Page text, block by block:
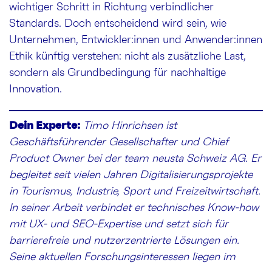
wichtiger Schritt in Richtung verbindlicher
Standards. Doch entscheidend wird sein, wie
Unternehmen, Entwickler:innen und Anwender:innen
Ethik künftig verstehen: nicht als zusätzliche Last,
sondern als Grundbedingung für nachhaltige
Innovation.
Dein Experte: Timo Hinrichsen ist
Geschäftsführender Gesellschafter und Chief
Product Owner bei der team neusta Schweiz AG. Er
begleitet seit vielen Jahren Digitalisierungsprojekte
in Tourismus, Industrie, Sport und Freizeitwirtschaft.
In seiner Arbeit verbindet er technisches Know-how
mit UX- und SEO-Expertise und setzt sich für
barrierefreie und nutzerzentrierte Lösungen ein.
Seine aktuellen Forschungsinteressen liegen im